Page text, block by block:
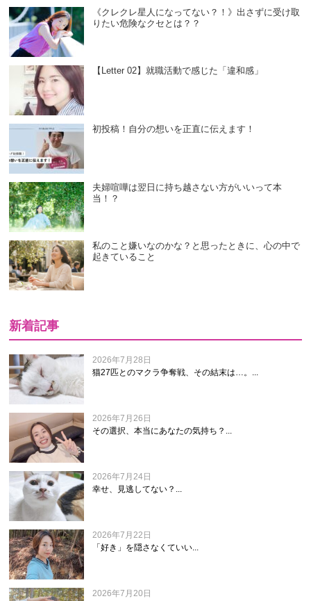
《クレクレ星人になってない？！》出さずに受け取
りたい危険なクセとは？？
【Letter 02】就職活動で感じた「違和感」
初投稿！自分の想いを正直に伝えます！
夫婦喧嘩は翌日に持ち越さない方がいいって本
当！？
私のこと嫌いなのかな？と思ったときに、心の中で
起きていること
新着記事
2026年7月28日
猫27匹とのマクラ争奪戦、その結末は…。...
2026年7月26日
その選択、本当にあなたの気持ち？...
2026年7月24日
幸せ、見逃してない？...
2026年7月22日
「好き」を隠さなくていい...
2026年7月20日